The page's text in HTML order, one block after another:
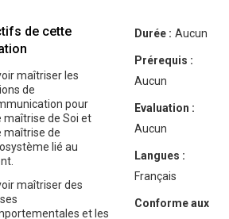
de cette
maîtriser les
de
pour
maîtrise de Soi et
maîtrise de
lié au
maîtriser des
et les
Durée : Aucun
Prérequis :
Aucun
Evaluation :
Aucun
Langues :
Français
Conforme aux